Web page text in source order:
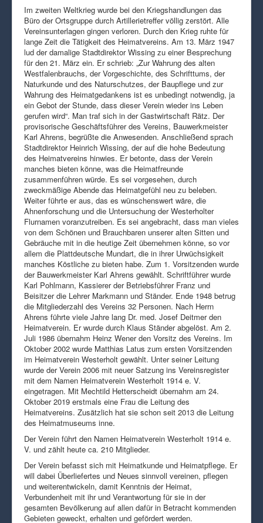
Im zweiten Weltkrieg wurde bei den Kriegshandlungen das
Büro der Ortsgruppe durch Artillerietreffer völlig zerstört. Alle
Vereinsunterlagen gingen verloren. Durch den Krieg ruhte für
lange Zeit die Tätigkeit des Heimatvereins. Am 13. März 1947
lud der damalige Stadtdirektor Wissing zu einer Besprechung
für den 21. März ein. Er schrieb: „Zur Wahrung des alten
Westfalenbrauchs, der Vorgeschichte, des Schrifttums, der
Naturkunde und des Naturschutzes, der Baupflege und zur
Wahrung des Heimatgedankens ist es unbedingt notwendig, ja
ein Gebot der Stunde, dass dieser Verein wieder ins Leben
gerufen wird“. Man traf sich in der Gastwirtschaft Rätz. Der
provisorische Geschäftsführer des Vereins, Bauwerkmeister
Karl Ahrens, begrüßte die Anwesenden. Anschließend sprach
Stadtdirektor Heinrich Wissing, der auf die hohe Bedeutung
des Heimatvereins hinwies. Er betonte, dass der Verein
manches bieten könne, was die Heimatfreunde
zusammenführen würde. Es sei vorgesehen, durch
zweckmäßige Abende das Heimatgefühl neu zu beleben.
Weiter führte er aus, das es wünschenswert wäre, die
Ahnenforschung und die Untersuchung der Westerholter
Flurnamen voranzutreiben. Es sei angebracht, dass man vieles
von dem Schönen und Brauchbaren unserer alten Sitten und
Gebräuche mit in die heutige Zeit übernehmen könne, so vor
allem die Plattdeutsche Mundart, die in ihrer Urwüchsigkeit
manches Köstliche zu bieten habe. Zum 1. Vorsitzenden wurde
der Bauwerkmeister Karl Ahrens gewählt. Schriftführer wurde
Karl Pohlmann, Kassierer der Betriebsführer Franz und
Beisitzer die Lehrer Markmann und Ständer. Ende 1948 betrug
die Mitgliederzahl des Vereins 32 Personen. Nach Herrn
Ahrens führte viele Jahre lang Dr. med. Josef Deitmer den
Heimatverein. Er wurde durch Klaus Ständer abgelöst. Am 2.
Juli 1986 übernahm Heinz Wener den Vorsitz des Vereins. Im
Oktober 2002 wurde Matthias Latus zum ersten Vorsitzenden
im Heimatverein Westerholt gewählt. Unter seiner Leitung
wurde der Verein 2006 mit neuer Satzung ins Vereinsregister
mit dem Namen Heimatverein Westerholt 1914 e. V.
eingetragen. Mit Mechtild Hetterscheidt übernahm am 24.
Oktober 2019 erstmals eine Frau die Leitung des
Heimatvereins. Zusätzlich hat sie schon seit 2013 die Leitung
des Heimatmuseums inne.
Der Verein führt den Namen Heimatverein Westerholt 1914 e.
V. und zählt heute ca. 210 Mitglieder.
Der Verein befasst sich mit Heimatkunde und Heimatpflege. Er
will dabei Überliefertes und Neues sinnvoll vereinen, pflegen
und weiterentwickeln, damit Kenntnis der Heimat,
Verbundenheit mit ihr und Verantwortung für sie in der
gesamten Bevölkerung auf allen dafür in Betracht kommenden
Gebieten geweckt, erhalten und gefördert werden.